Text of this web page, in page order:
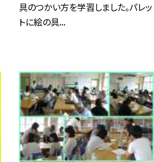
具のつかい方を学習しました。パレッ
トに絵の具...